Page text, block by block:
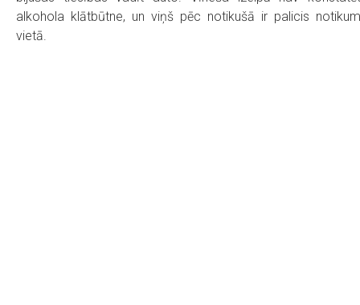
alkohola klātbūtne, un viņš pēc notikušā ir palicis
vietā.